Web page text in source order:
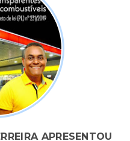
APRESENTOU